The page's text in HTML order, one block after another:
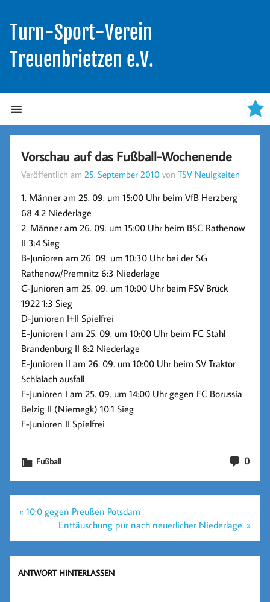
Turn-Sport-Verein
Treuenbrietzen e.V.
Vorschau auf das Fußball-Wochenende
Veröffentlich am 25. September 2010 vonTSV Neuigkeiten
1. Männer am 25. 09. um 15:00 Uhr beim VfB Herzberg
684:2 Niederlage
2. Männer am 26. 09. um 15:00 Uhr beim BSC Rathenow
II 3:4 Sieg
B-Junioren am 26. 09. um 10:30 Uhr bei der SG
Rathenow/Premnitz 6:3 Niederlage
C-Junioren am 25. 09. um 10:00 Uhr beim FSV Brück
1922 1:3 Sieg
D-Junioren I+II Spielfrei
E-Junioren I am 25. 09. um 10:00 Uhr beim FC Stahl
Brandenburg II 8:2 Niederlage
E-Junioren II am 26. 09. um 10:00 Uhr beim SV Traktor
Schlalachausfall
F-Junioren I am 25. 09. um 14:00 Uhr gegen FC Borussia
Belzig II (Niemegk)10:1 Sieg
F-Junioren II Spielfrei
0
Fußball
Beitragsnavigation
« 10:0 gegen Preußen Potsdam
Enttäuschung pur nach neuerlicher Niederlage. »
ANTWORT HINTERLASSEN